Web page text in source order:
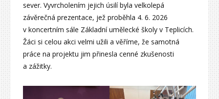
sever. Vyvrcholením jejich úsilí byla velkolepá
závěrečná prezentace, jež proběhla 4. 6. 2026
v koncertním sále Základní umělecké školy v Teplicích.
Žáci si celou akci velmi užili a věříme, že samotná
práce na projektu jim přinesla cenné zkušenosti
a zážitky.